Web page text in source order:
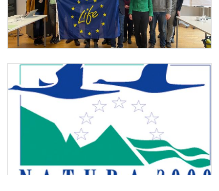
Foto 2: J.Lorenz/BML